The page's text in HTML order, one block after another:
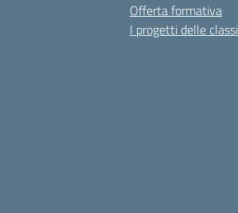
Offerta formativa
I progetti delle classi